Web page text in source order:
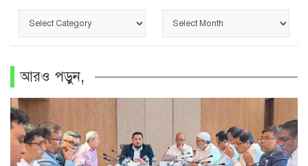
আর্কাইভ
ক্যাটাগরি
আরও পড়ুন,